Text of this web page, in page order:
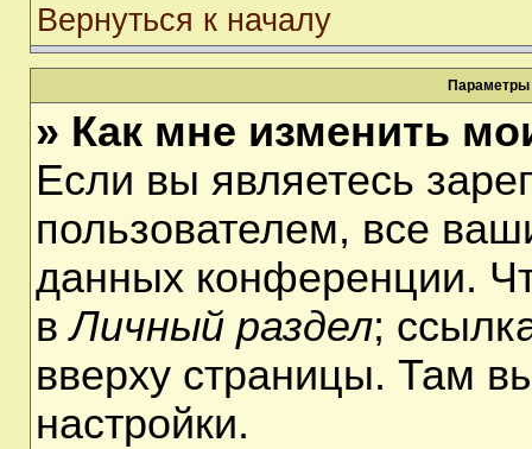
Вернуться к началу
Параметры
» Как мне изменить
Если вы являетесь
пользователем, все
данных конференции.
вЛичный раздел;
вверху страницы. Там
настройки.